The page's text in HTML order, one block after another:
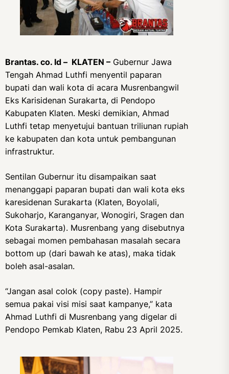
Brantas. co. Id – KLATEN – Gubernur Jawa
Tengah Ahmad Luthfi menyentil paparan
bupati dan wali kota di acara Musrenbangwil
Eks Karisidenan Surakarta, di Pendopo
Kabupaten Klaten. Meski demikian, Ahmad
Luthfi tetap menyetujui bantuan triliunan rupiah
ke kabupaten dan kota untuk pembangunan
infrastruktur.
Sentilan Gubernur itu disampaikan saat
menanggapi paparan bupati dan wali kota eks
karesidenan Surakarta (Klaten, Boyolali,
Sukoharjo, Karanganyar, Wonogiri, Sragen dan
Kota Surakarta). Musrenbang yang disebutnya
sebagai momen pembahasan masalah secara
bottom up (dari bawah ke atas), maka tidak
boleh asal-asalan.
“Jangan asal colok (copy paste). Hampir
semua pakai visi misi saat kampanye,” kata
Ahmad Luthfi di Musrenbang yang digelar di
Pendopo Pemkab Klaten, Rabu 23 April 2025.